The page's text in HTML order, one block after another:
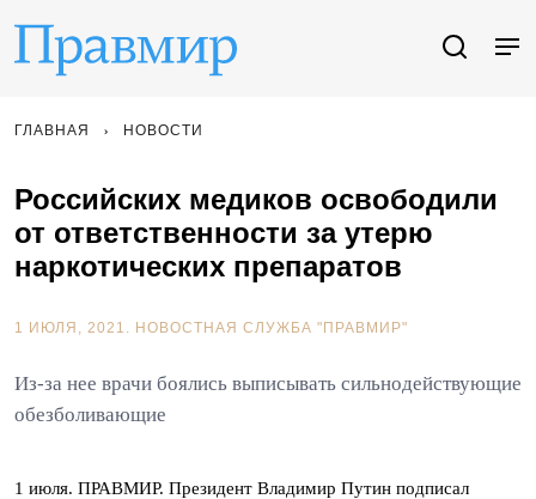
ГЛАВНАЯ НОВОСТИ
Российских медиков освободили
от ответственности за утерю
наркотических препаратов
1 ИЮЛЯ, 2021. НОВОСТНАЯ СЛУЖБА "ПРАВМИР"
Из-за нее врачи боялись выписывать сильнодействующие
обезболивающие
1 июля. ПРАВМИР. Президент Владимир Путин подписал